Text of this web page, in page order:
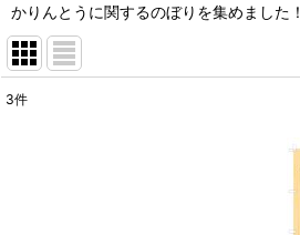
かりんとうに関するのぼりを集めました！
3件